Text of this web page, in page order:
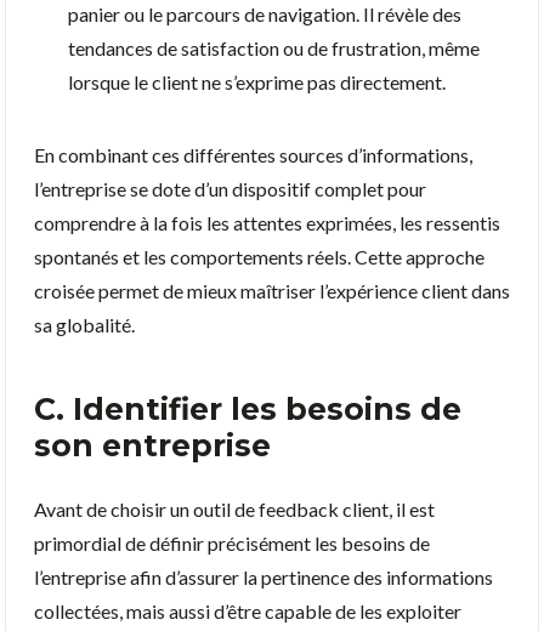
panier ou le parcours de navigation. Il révèle des
tendances de satisfaction ou de frustration, même
lorsque le client ne s’exprime pas directement.
En combinant ces différentes sources d’informations,
l’entreprise se dote d’un dispositif complet pour
comprendre à la fois les attentes exprimées, les ressentis
spontanés et les comportements réels. Cette approche
croisée permet de mieux maîtriser l’expérience client dans
sa globalité.
C. Identifier les besoins de
son entreprise
Avant de choisir un outil de feedback client, il est
primordial de définir précisément les besoins de
l’entreprise afin d’assurer la pertinence des informations
collectées, mais aussi d’être capable de les exploiter